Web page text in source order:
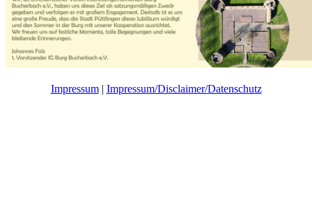
Impressum| Impressum/Disclaimer/Datenschutz